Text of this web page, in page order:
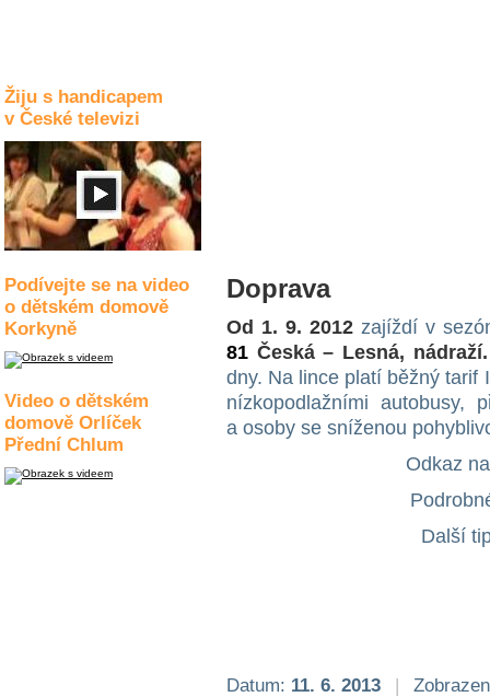
Žiju s handicapem
v České televizi
Podívejte se na video
o dětském domově
Korkyně
Video o dětském
domově Orlíček
Přední Chlum
Doprava
Od 1. 9. 2012 zajíždí v
81 Česká – Lesná,
dny. Na lince platí běžný tarif
nízkopodlažními autobusy,
a osoby se sníženou
Odkaz
Další
Datum: 11. 6. 2013 |